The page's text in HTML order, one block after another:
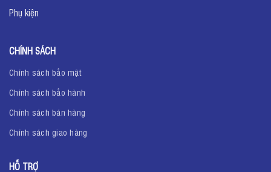
Phụ kiện
CHÍNH SÁCH
Chính sách bảo mật
Chính sách bảo hành
Chính sách bán hàng
Chính sách giao hàng
HỖ TRỢ